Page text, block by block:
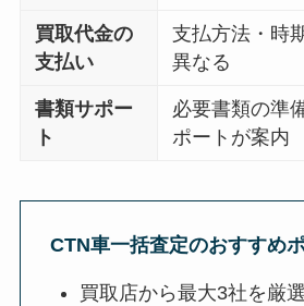
買取代金の
支払い
支払方法・時
異なる
書類サポー
ト
必要書類の準
ポートが案内
CTN車一括査定のおすすめ
買取店から最大3社を厳